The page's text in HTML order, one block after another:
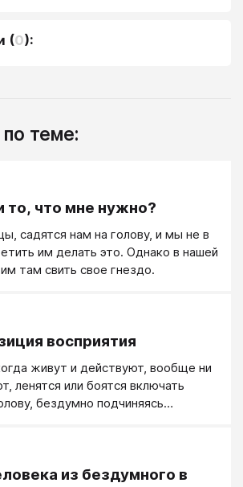
(0):
теме:
то, что мне нужно?
садятся нам на голову, и мы не в
им делать это. Однако в нашей
там свить свое гнездо.
восприятия
живут и действуют, вообще ни
ленятся или боятся включать
бездумно подчиняясь
из бездумного в